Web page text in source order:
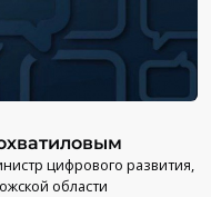
цифрового развития,
области